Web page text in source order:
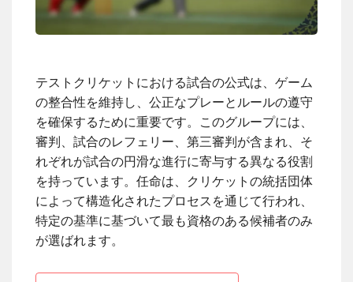
テストクリケットにおける試合の公式は、ゲーム
の整合性を維持し、公正なプレーとルールの遵守
を確保するために重要です。このグループには、
審判、試合のレフェリー、第三審判が含まれ、そ
れぞれが試合の円滑な進行に寄与する異なる役割
を持っています。任命は、クリケットの統括団体
によって構造化されたプロセスを通じて行われ、
特定の基準に基づいて最も資格のある候補者のみ
が選ばれます。